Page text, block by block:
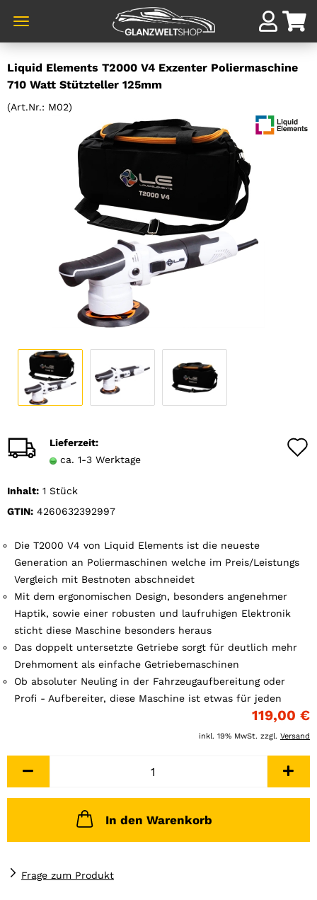
zum
Hauptinhalt
Liquid Elements T2000 V4 Exzenter Poliermaschine
710 Watt Stützteller 125mm
(Art.Nr.: M02)
Lieferzeit:
ca. 1-3 Werktage
Inhalt: 1 Stück
GTIN: 4260632392997
Die T2000 V4 von Liquid Elements ist die neueste
Generation an Poliermaschinen welche im Preis/Leistungs
Vergleich mit Bestnoten abschneidet
Mit dem ergonomischen Design, besonders angenehmer
Haptik, sowie einer robusten und laufruhigen Elektronik
sticht diese Maschine besonders heraus
Das doppelt untersetzte Getriebe sorgt für deutlich mehr
Drehmoment als einfache Getriebemaschinen
Ob absoluter Neuling in der Fahrzeugaufbereitung oder
Profi - Aufbereiter, diese Maschine ist etwas für jeden
119,00 €
inkl. 19% MwSt. zzgl. Versand
In den Warenkorb
Frage zum Produkt